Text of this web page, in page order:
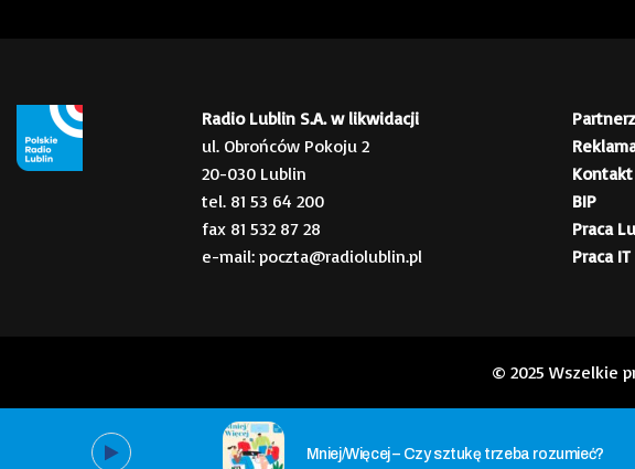
Radio Lublin S.A. w likwidacji
ul. Obrońców Pokoju 2
20-030 Lublin
tel. 81 53 64 200
fax 81 532 87 28
e-mail: poczta@radiolublin.pl
Kontakt
BIP
Praca
Praca
© 2025 Wszelkie
Mniej/Więcej – Czy sztukę trzeba rozumieć?